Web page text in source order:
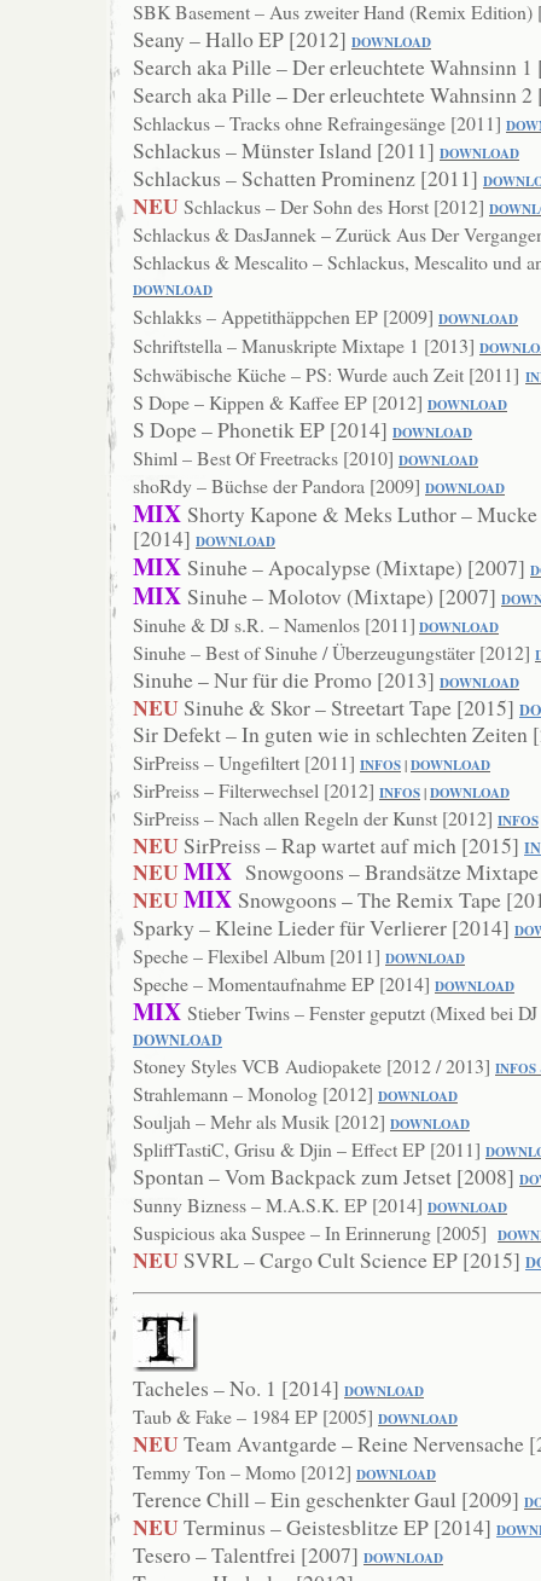
SBK Basement – Aus zweiter Hand (Remix
Seany – Hallo EP [2012] DOWNLOAD
Search aka Pille – Der erleuchtete Wahnsinn
Search aka Pille – Der erleuchtete Wahnsinn
Schlackus – Tracks ohne Refraingesänge [2011]
Schlackus – Münster Island [2011] DOWNLOAD
Schlackus – Schatten Prominenz [2011]
NEUSchlackus – Der Sohn des Horst [2012]
Schlackus & DasJannek – Zurück Aus Der
Schlackus & Mescalito – Schlackus, Mescalito und
DOWNLOAD
Schlakks – Appetithäppchen EP [2009] DOWNLOAD
Schriftstella – Manuskripte Mixtape 1 [2013]
Schwäbische Küche – PS: Wurde auch Zeit [2011]
S Dope – Kippen & Kaffee EP [2012] DOWNLOAD
S Dope – Phonetik EP [2014] DOWNLOAD
Shiml – Best Of Freetracks [2010] DOWNLOAD
shoRdy – Büchse der Pandora [2009] DOWNLOAD
MIX Shorty Kapone & Meks Luthor –
[2014] DOWNLOAD
MIX Sinuhe – Apocalypse (Mixtape) [2007]
MIX Sinuhe – Molotov (Mixtape) [2007]
Sinuhe & DJ s.R. – Namenlos [2011] DOWNLOAD
Sinuhe – Best of Sinuhe / Überzeugungstäter [2012]
Sinuhe – Nur für die Promo [2013] DOWNLOAD
NEUSinuhe & Skor – Streetart Tape [2015]
Sir Defekt – In guten wie in schlechten Zeiten
SirPreiss – Ungefiltert [2011] INFOS|DOWNLOAD
SirPreiss – Filterwechsel [2012] INFOS|DOWNLOAD
SirPreiss – Nach allen Regeln der Kunst [2012] INFOS
NEUSirPreiss – Rap wartet auf mich [2015]
NEUMIX Snowgoons – Brandsätze
NEUMIX Snowgoons – The Remix Tape
Sparky – Kleine Lieder für Verlierer [2014]
Speche – Flexibel Album [2011] DOWNLOAD
Speche – Momentaufnahme EP [2014] DOWNLOAD
MIX Stieber Twins – Fenster geputzt (Mixed bei
DOWNLOAD
Stoney Styles VCB Audiopakete [2012 / 2013] INFOS
Strahlemann – Monolog [2012] DOWNLOAD
Souljah – Mehr als Musik [2012] DOWNLOAD
SpliffTastiC, Grisu & Djin – Effect EP [2011] DO
Spontan – Vom Backpack zum Jetset [2008]
Sunny Bizness – M.A.S.K. EP [2014] DOWNLOAD
Suspicious aka Suspee – In Erinnerung [2005]
NEUSVRL – Cargo Cult Science EP [2015]
Tacheles – No. 1 [2014] DOWNLOAD
Taub & Fake – 1984 EP [2005] DOWNLOAD
NEUTeam Avantgarde – Reine Nervensache
Temmy Ton – Momo [2012] DOWNLOAD
Terence Chill – Ein geschenkter Gaul [2009]
NEUTerminus – Geistesblitze EP [2014]
Tesero – Talentfrei [2007] DOWNLOAD